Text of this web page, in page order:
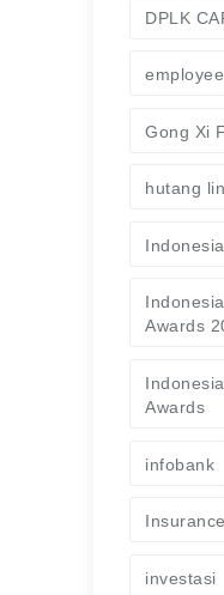
DPLK
Gong Xi
hutang
Awards
Awards
infobank
Insurance
investasi